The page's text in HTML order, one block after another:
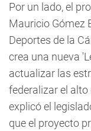
Por un lado, el
Mauricio Gómez
Deportes de la
crea una nueva
actualizar las
federalizar el
explicó el
que el proyecto